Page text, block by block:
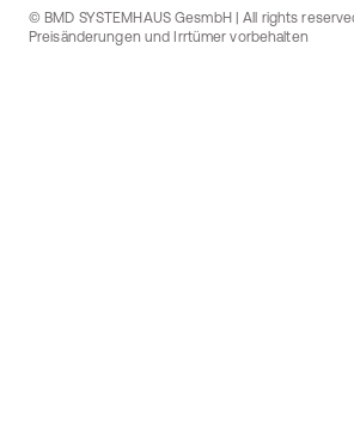
© BMD SYSTEMHAUS GesmbH | All rights
Preisänderungen und Irrtümer vorbehalten